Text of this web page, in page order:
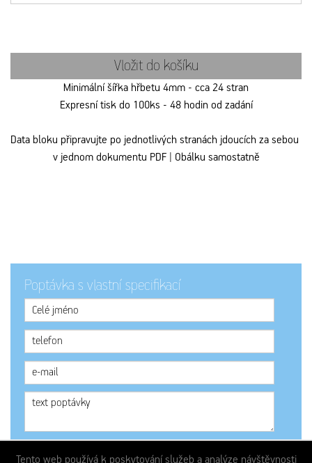
Tento web používá k poskytování služeb a analýze návštěvnosti
Vložit do košíku
Minimální šířka hřbetu 4mm - cca 24 stran
Expresní tisk do 100ks - 48 hodin od zadání
Data bloku připravujte po jednotlivých stranách jdoucích za sebou
v jednom dokumentu PDF
Obálku samostatně
Poptávka s vlastní specifikací
Odeslat